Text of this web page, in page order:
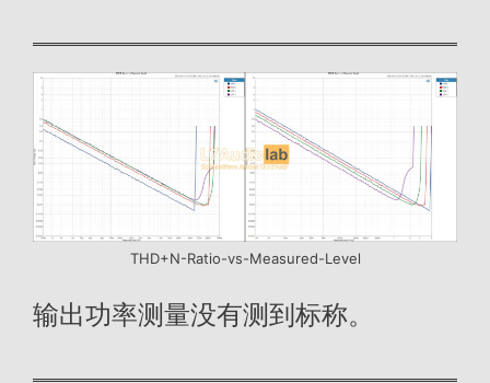
THD+N-Ratio-vs-Measured-Level
输出功率测量没有测到标称。